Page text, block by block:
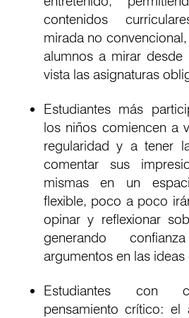
contenidos
mirada no
alumnos a mirar
vista las asignaturas
Estudiantes más
los niños comiencen a
regularidad y a tener
comentar sus
mismas en un
flexible, poco a poco
opinar y reflexionar
generando
argumentos en las ideas
Estudiantes con
pensamiento crítico: el